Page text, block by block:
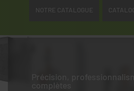
NOTRE CATALOGUE
Précision,
complètes